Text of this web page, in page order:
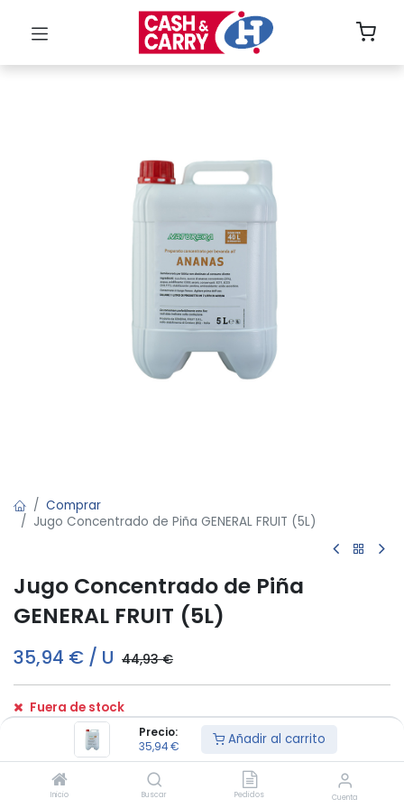
Precio:
35,94€ Añadir al carrito
Inicio Buscar Pedidos Cuenta
Comprar
Jugo Concentrado de Piña GENERAL FRUIT (5L)
Jugo Concentrado de Piña
GENERAL FRUIT (5L)
35,94 € / U 44,93€
Fuera de stock
Reciba una notificación cuando vuelva a estar disponible
Términos y condiciones: